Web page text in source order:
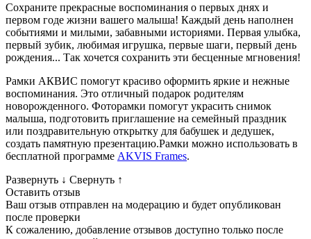
Сохраните прекрасные воспоминания о первых днях и
первом годе жизни вашего малыша! Каждый день наполнен
событиями и милыми, забавными историями. Первая улыбка,
первый зубик, любимая игрушка, первые шаги, первый день
рождения... Так хочется сохранить эти бесценные мгновения!
Рамки АКВИС помогут красиво оформить яркие и нежные
воспоминания. Это отличный подарок родителям
новорожденного. Фоторамки помогут украсить снимок
малыша, подготовить приглашение на семейный праздник
или поздравительную открытку для бабушек и дедушек,
создать памятную презентацию.Рамки можно использовать в
бесплатной программе AKVIS Frames.
Развернуть ↓ Свернуть ↑
Оставить отзыв
Ваш отзыв отправлен на модерацию и будет опубликован
после проверки
К сожалению, добавление отзывов доступно только после